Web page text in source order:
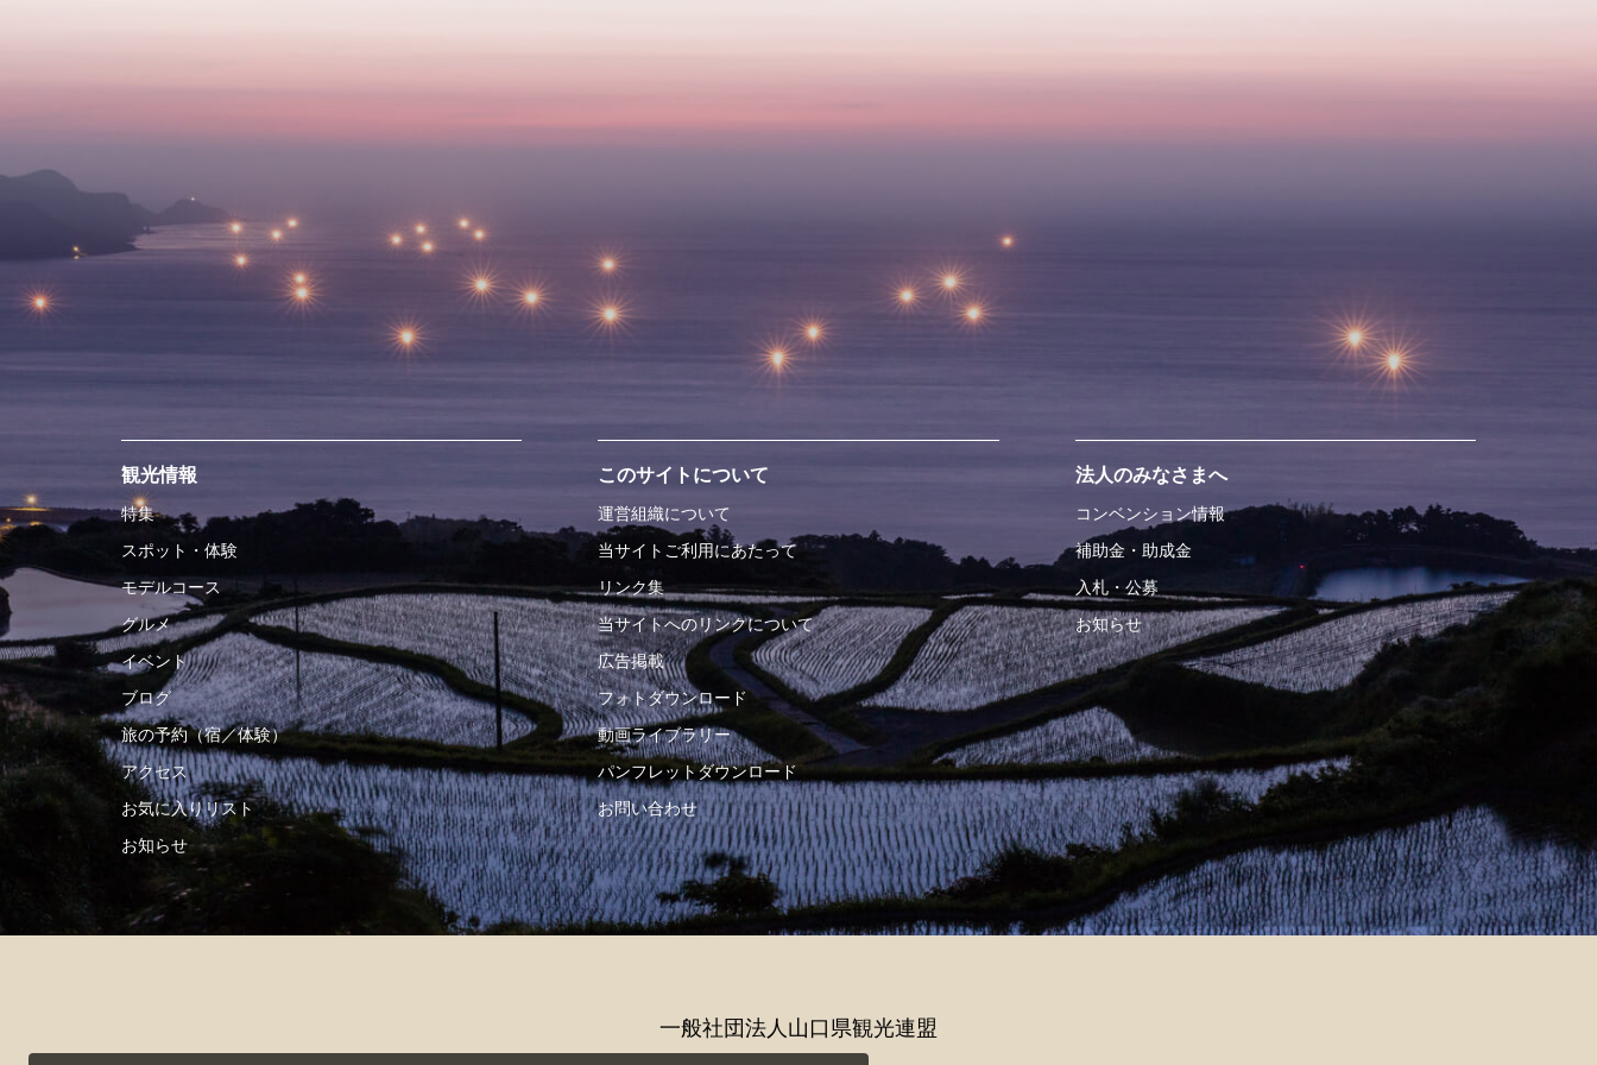
観光情報
特集
スポット・体験
モデルコース
グルメ
イベント
ブログ
旅の予約（宿／体験）
アクセス
お気に入りリスト
お知らせ
このサイトについて
運営組織について
当サイトご利用にあたって
リンク集
当サイトへのリンクについて
広告掲載
フォトダウンロード
動画ライブラリー
パンフレットダウンロード
お問い合わせ
法人のみなさまへ
コンベンション情報
補助金・助成金
入札・公募
お知らせ
一般社団法人山口県観光連盟